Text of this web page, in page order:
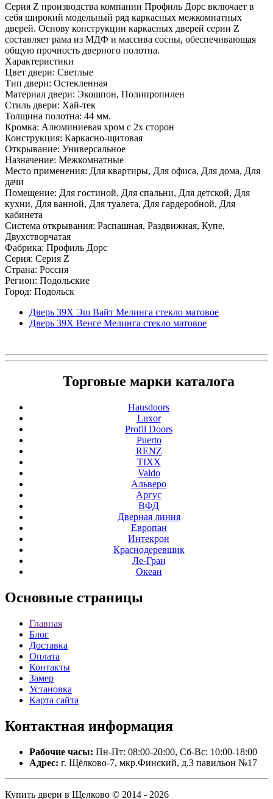
Серия Z производства компании Профиль Дорс включает в
себя широкий модельный ряд каркасных межкомнатных
дверей. Основу конструкции каркасных дверей серии Z
составляет рама из МДФ и массива сосны, обеспечивающая
общую прочность дверного полотна.
Характеристики
Цвет двери: Светлые
Тип двери: Остекленная
Материал двери: Экошпон, Полипропилен
Стиль двери: Хай-тек
Толщина полотна: 44 мм.
Кромка: Алюминиевая хром с 2х сторон
Конструкция: Каркасно-щитовая
Открывание: Универсальное
Назначение: Межкомнатные
Место применения: Для квартиры, Для офиса, Для дома, Для
дачи
Помещение: Для гостиной, Для спальни, Для детской, Для
кухни, Для ванной, Для туалета, Для гардеробной, Для
кабинета
Система открывания: Распашная, Раздвижная, Купе,
Двухстворчатая
Фабрика: Профиль Дорс
Серия: Серия Z
Страна: Россия
Регион: Подольские
Город: Подольск
Дверь 39X Эш Вайт Мелинга стекло матовое
Дверь 39X Венге Мелинга стекло матовое
Торговые марки каталога
Hausdoors
Luxor
Profil Doors
Puerto
RENZ
TIXX
Valdo
Альверо
Аргус
ВФД
Дверная линия
Европан
Интекрон
Краснодеревщик
Ле-Гран
Океан
Основные страницы
Главная
Блог
Доставка
Оплата
Контакты
Замер
Установка
Карта сайта
Контактная информация
Рабочие часы: Пн-Пт: 08:00-20:00, Сб-Вс: 10:00-18:00
Адрес: г. Щёлково-7, мкр.Финский, д.3 павильон №17
Купить двери в Щелково © 2014 - 2026